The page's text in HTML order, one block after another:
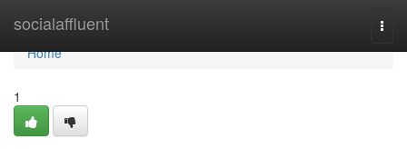
socialaffluent
Home
Home
1